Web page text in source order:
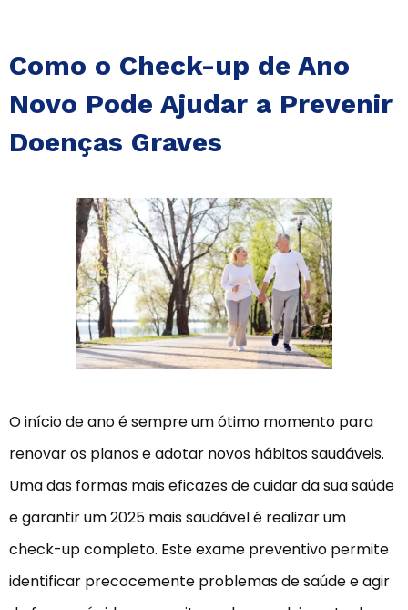
Como o Check-up de Ano
Novo Pode Ajudar a Prevenir
Doenças Graves
O início de ano é sempre um ótimo momento para
renovar os planos e adotar novos hábitos saudáveis.
Uma das formas mais eficazes de cuidar da sua saúde
e garantir um 2025 mais saudável é realizar um
check-up completo. Este exame preventivo permite
identificar precocemente problemas de saúde e agir